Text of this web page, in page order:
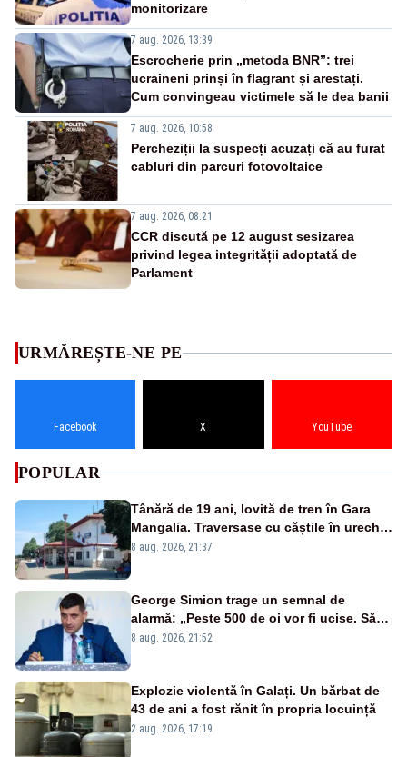
monitorizare
7 aug. 2026, 13:39
Escrocherie prin „metoda BNR”: trei
ucraineni prinși în flagrant și arestați.
Cum convingeau victimele să le dea banii
7 aug. 2026, 10:58
Percheziții la suspecți acuzați că au furat
cabluri din parcuri fotovoltaice
7 aug. 2026, 08:21
CCR discută pe 12 august sesizarea
privind legea integrității adoptată de
Parlament
URMĂREȘTE-NE PE
Facebook X YouTube
POPULAR
Tânără de 19 ani, lovită de tren în Gara
Mangalia. Traversase cu căștile în urechi
liniile printr-un loc nepermis
8 aug. 2026, 21:37
George Simion trage un semnal de
alarmă: „Peste 500 de oi vor fi ucise. Să
vedem dacă ciobanii vor fi despăgubiți”
8 aug. 2026, 21:52
Explozie violentă în Galați. Un bărbat de
43 de ani a fost rănit în propria locuință
2 aug. 2026, 17:19